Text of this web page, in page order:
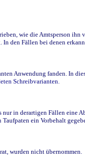
wie die Amtsperson ihn
den Fällen bei denen
Anwendung fanden. In
Schreibvarianten.
in derartigen Fällen
ein Vorbehalt
wurden nicht übernommen.